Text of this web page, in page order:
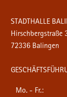
STADTHALLE
Hirschbergstraße
72336 Balingen
Mo. - Fr.: